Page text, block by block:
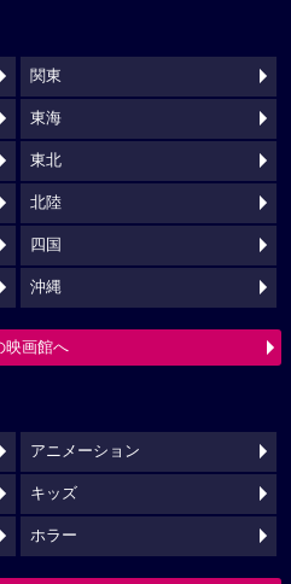
関東
東海
東北
北陸
四国
沖縄
映画館へ
アニメーション
キッズ
ホラー